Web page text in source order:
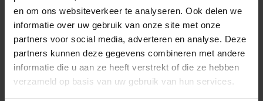
en om ons websiteverkeer te analyseren. Ook delen we
informatie over uw gebruik van onze site met onze
partners voor social media, adverteren en analyse. Deze
partners kunnen deze gegevens combineren met andere
informatie die u aan ze heeft verstrekt of die ze hebben
verzameld op basis van uw gebruik van hun services.
🌱 WANNEER GROEI IK?
Zaaien onder glas
Zaaien onder glas is het planten van zaden in beschermde
omgevingen zoals kassen of kweekbakken.
J F M A M
J